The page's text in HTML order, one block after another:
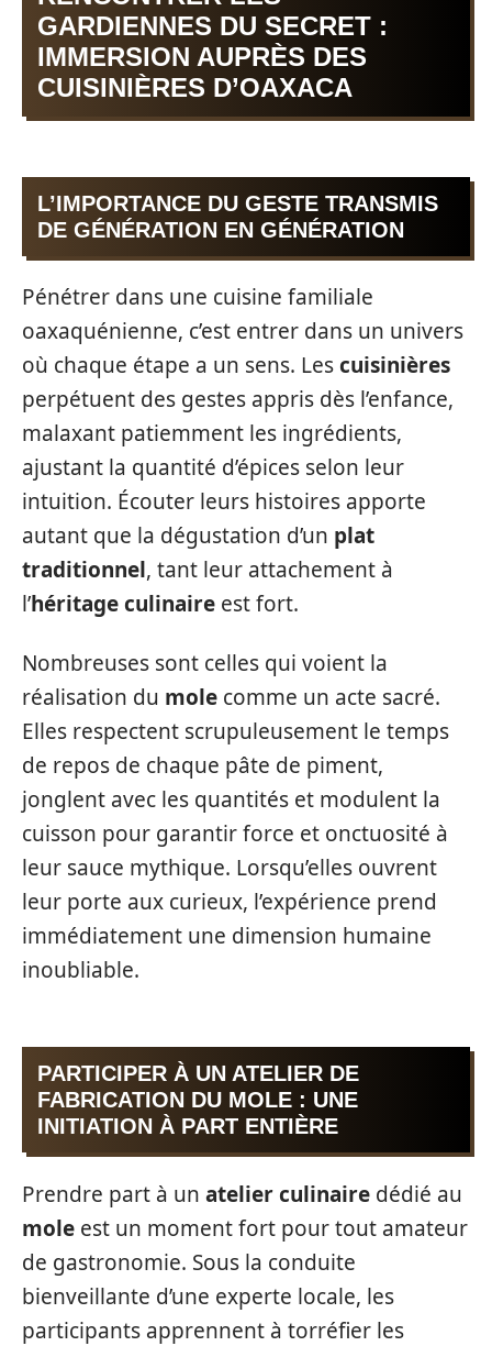
GARDIENNES DU SECRET :
IMMERSION AUPRÈS DES
CUISINIÈRES D’OAXACA
L’IMPORTANCE DU GESTE TRANSMIS
DE GÉNÉRATION EN GÉNÉRATION
Pénétrer dans une cuisine familiale
oaxaquénienne, c’est entrer dans un univers
où chaque étape a un sens. Lescuisinières
perpétuent des gestes appris dès l’enfance,
malaxant patiemment les ingrédients,
ajustant la quantité d’épices selon leur
intuition. Écouter leurs histoires apporte
autant que la dégustation d’un plat
traditionnel, tant leur attachement à
l’héritage culinaire est fort.
Nombreuses sont celles qui voient la
réalisation du mole comme un acte sacré.
Elles respectent scrupuleusement le temps
de repos de chaque pâte de piment,
jonglent avec les quantités et modulent la
cuisson pour garantir force et onctuosité à
leur sauce mythique. Lorsqu’elles ouvrent
leur porte aux curieux, l’expérience prend
immédiatement une dimension humaine
inoubliable.
PARTICIPER À UN ATELIER DE
FABRICATION DU MOLE : UNE
INITIATION À PART ENTIÈRE
Prendre part à un atelier culinaire dédié au
mole est un moment fort pour tout amateur
de gastronomie. Sous la conduite
bienveillante d’une experte locale, les
participants apprennent à torréfier les